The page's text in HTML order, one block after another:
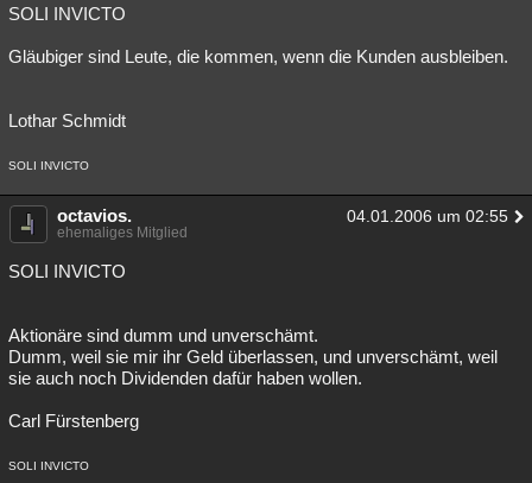
Spiritualität
Natur Umfragen Unterhaltung
Philosophie
Astronomie
Musik Clash Allmystery English
Lesenswert Schlüsselwörter
SOLI INVICTO
Gläubiger sind Leute, die kommen, wenn die Kunden ausbleiben.
Lothar Schmidt
SOLI INVICTO
octavios. 04.01.2006 um 02:55
ehemaliges Mitglied
SOLI INVICTO
Aktionäre sind dumm und unverschämt.
Dumm, weil sie mir ihr Geld überlassen, und unverschämt, weil
sie auch noch Dividenden dafür haben wollen.
Carl Fürstenberg
SOLI INVICTO